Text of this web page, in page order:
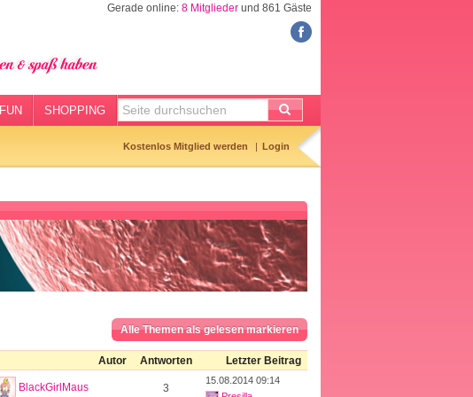
Gerade online: 8 Mitglieder und 861 Gäste
FUN SHOPPING
Kostenlos Mitglied werden Login
Alle Themen als gelesen markieren
Autor Antworten Letzter Beitrag
BlackGirlMaus 3
15.08.2014 09:14